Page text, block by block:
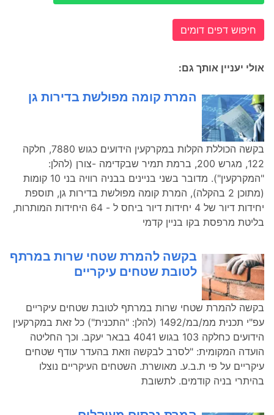
חיפוש דפים דומים
אולי יעניין אותך גם:
המרת קומה מפולשת בדירות גן
בקשה הכוללת הקלות במקרקעין הידועים כגוש 7880, חלקה
122, מגרש 200, ברמת תמיר שבקדימה -צורן (להלן:
"המקרקעין"). מדובר בשני בניינים בבניה רוויה בני 10 קומות
(מתוכן 2 בהקלה), המרת קומה מפולשת בדירות גן, תוספת
יחידות דיור של 4 יחידות דיור ביחס ל - 64 היחידות המותרות,
בליטת מרפסת בקו בניין קדמי
בקשה להמרת שטחי שרות במרתף
לטובת שטחים עיקריים
בקשה להמרת שטחי שרות במרתף לטובת שטחים עיקריים
עפ"י תכנית ממ/במ/1492 (להלן: "התכנית") כל זאת במקרקעין
הידועים כחלקה 103 בגוש 4041 בבאר יעקב. וכך החליטה
הועדה המקומית: "לסרב לבקשה וזאת בהעדר עודף שטחים
עיקריים על פי ת.ב.ע. מאושרת. השטחים העיקריים נוצלו
בהיתרי בניה קודמים. לתשובת